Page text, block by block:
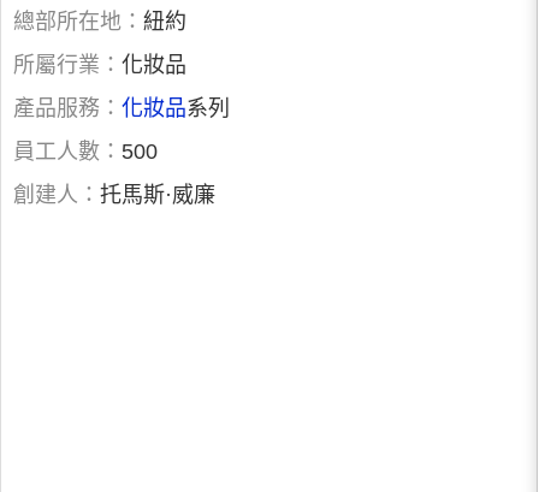
總部所在地： 紐約
所屬行業： 化妝品
產品服務： 化妝品系列
員工人數： 500
創建人： 托馬斯·威廉